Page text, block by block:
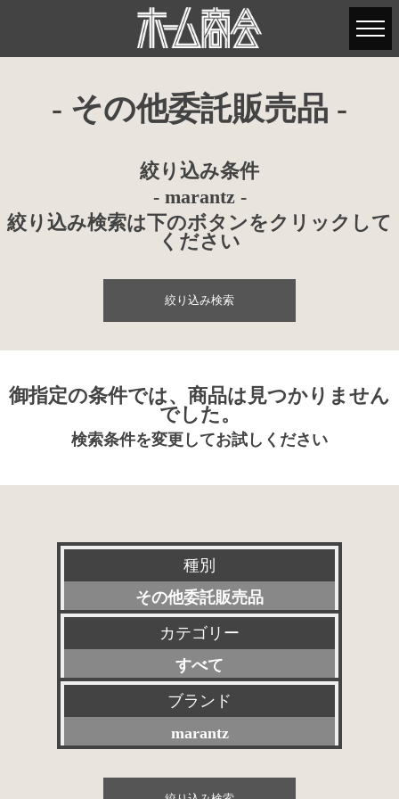
- その他委託販売品 -
絞り込み条件
- marantz -
絞り込み検索は下のボタンをクリックして
ください
絞り込み検索
御指定の条件では、商品は見つかりません
でした。
検索条件を変更してお試しください
種別
その他委託販売品
新品
特選アクセサリー
委託販売品
特価品
カテゴリー
すべて
プリアンプ
パワーアンプ
プリメインアンプ
ブランド
marantz